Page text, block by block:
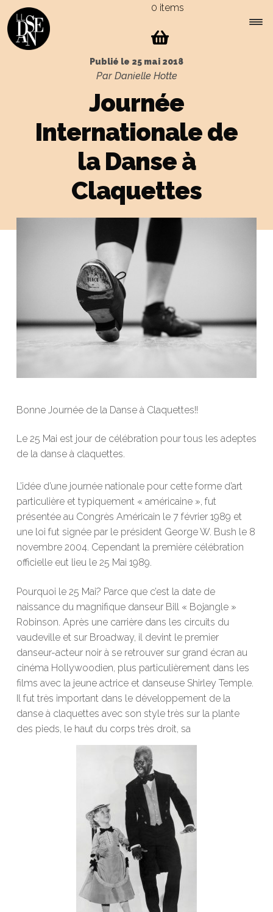
Skip
to
navigation
Skip
to
content
0 items
Publié le 25 mai 2018
Par Danielle Hotte
Journée
Internationale de
la Danse à
Claquettes
Bonne Journée de la Danse à Claquettes!!
Le 25 Mai est jour de célébration pour tous les adeptes
de la danse à claquettes.
L’idée d’une journée nationale pour cette forme d’art
particulière et typiquement « américaine », fut
présentée au Congrès Américain le 7 février 1989 et
une loi fut signée par le président George W. Bush le 8
novembre 2004. Cependant la première célébration
officielle eut lieu le 25 Mai 1989.
Pourquoi le 25 Mai? Parce que c’est la date de
naissance du magnifique danseur Bill « Bojangle »
Robinson. Après une carrière dans les circuits du
vaudeville et sur Broadway, il devint le premier
danseur-acteur noir à se retrouver sur grand écran au
cinéma Hollywoodien, plus particulièrement dans les
films avec la jeune actrice et danseuse Shirley Temple.
Il fut très important dans le développement de la
danse à claquettes avec son style très sur la plante
des pieds, le haut du corps très droit, sa